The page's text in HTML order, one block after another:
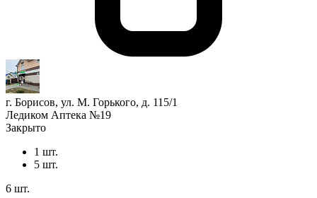
г. Борисов, ул. М. Горького, д. 115/1
Ледиком Аптека №19
Закрыто
1 шт.
5 шт.
6 шт.